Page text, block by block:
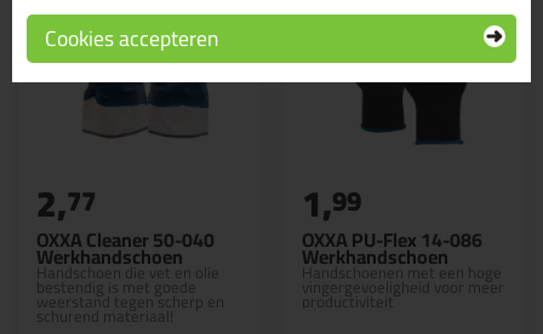
OXXA Cleaner 50-040
Werkhandschoen
Handschoen die vet en olie
bestendig is met goede
weerstand tegen scherp en
schurend materiaal!
2,77
OXXA PU-Flex 14-086
Werkhandschoen
Handschoenen met een hoge
vingergevoeligheid voor meer
productiviteit
1,99
Cookies accepteren